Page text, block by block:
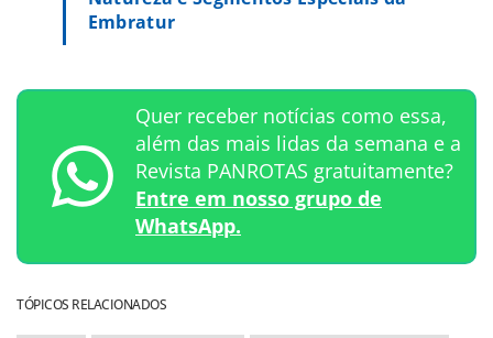
Embratur
Quer receber notícias como essa,
além das mais lidas da semana e a
Revista PANROTAS gratuitamente?
Entre em nosso grupo de
WhatsApp.
TÓPICOS RELACIONADOS